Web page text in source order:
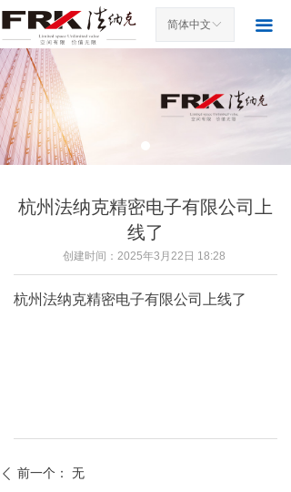
끀
首页
关于我们
产品中心
案例展示
访客留言
发货图片
ꀅ
简体中文
杭州法纳克精密电子有限公司上
线了
创建时间： 2025年3月22日 18:28
杭州法纳克精密电子有限公司上线了
ꄴ 前一个： 无